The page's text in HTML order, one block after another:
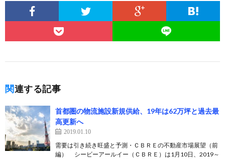
関連する記事
首都圏の物流施設新規供給、19年は62万坪と過去最
高更新へ
2019.01.10
需要は引き続き旺盛と予測・ＣＢＲＥの不動産市場展望（前
編） シービーアールイー（ＣＢＲＥ）は1月10日、2019～